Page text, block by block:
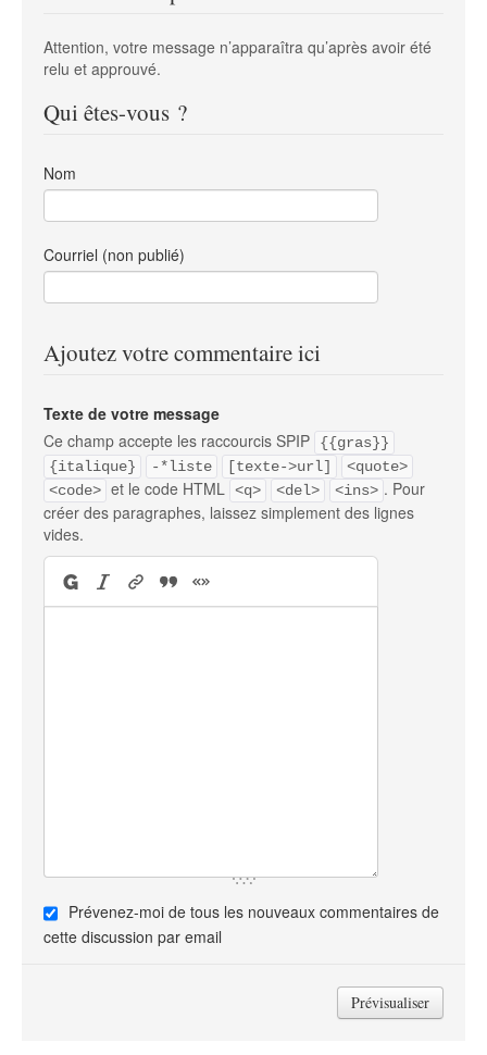
Attention, votre message n’apparaîtra qu’après avoir été
relu et approuvé.
Qui êtes-vous ?
Nom
Courriel (non publié)
Ajoutez votre commentaire ici
Texte de votre message
Ce champ accepte les raccourcis SPIP
{{gras}}
{italique}
-*liste [texte->url]
<quote>
<code> et le code HTML <q> <del> <ins> . Pour
créer des paragraphes, laissez simplement des lignes
vides.
Prévenez-moi de tous les nouveaux commentaires de
cette discussion par email